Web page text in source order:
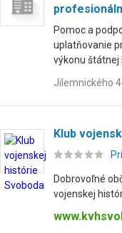
Pomoc a
uplatňovanie
výkonu štátnej
Jilemnického
Klub
Dobrovoľné
vojenskej